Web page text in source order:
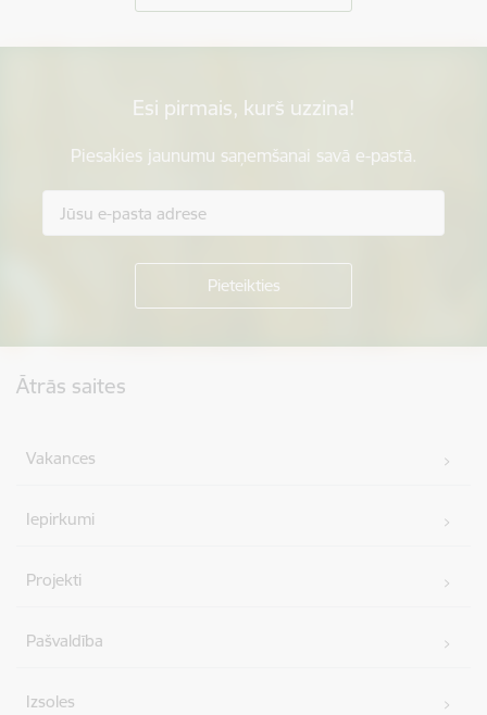
Esi pirmais, kurš uzzina!
Piesakies jaunumu saņemšanai savā e-pastā.
Ātrās saites
Vakances
Iepirkumi
Projekti
Pašvaldība
Izsoles